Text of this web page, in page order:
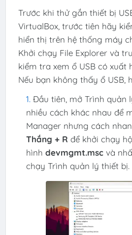
Trước khi thử gắn thiết bị
VirtualBox, trước tiên hãy
hiển thị trên hệ thống máy
Khởi chạy File Explorer và
kiểm tra xem ổ USB có xuất
Nếu bạn không thấy ổ USB,
Đầu tiên, mở Trình quản
nhiều cách khác nhau để
Manager nhưng cách
Thắng + R để khởi chạy
hình devmgmt.mscvà
chạy Trình quản lý thiết bị.